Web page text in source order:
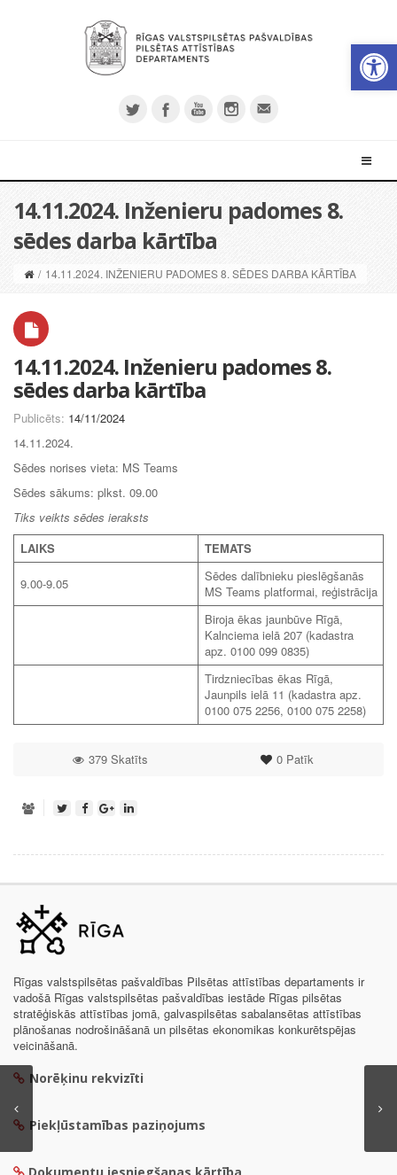
14.11.2024. Inženieru padomes 8.
sēdes darba kārtība
/ 14.11.2024. INŽENIERU PADOMES 8. SĒDES DARBA KĀRTĪBA
14.11.2024. Inženieru padomes 8.
sēdes darba kārtība
Publicēts: 14/11/2024
14.11.2024.
Sēdes norises vieta: MS Teams
Sēdes sākums: plkst. 09.00
Tiks veikts sēdes ieraksts
LAIKS
TEMATS
9.00-9.05
Sēdes dalībnieku pieslēgšanās
MS Teams platformai, reģistrācija
Biroja ēkas jaunbūve Rīgā,
Kalnciema ielā 207 (kadastra
apz. 0100 099 0835)
Tirdzniecības ēkas Rīgā,
Jaunpils ielā 11 (kadastra apz.
0100 075 2256, 0100 075 2258)
0Patīk
379 Skatīts
Rīgas valstspilsētas pašvaldības Pilsētas attīstības departaments ir
vadošā Rīgas valstspilsētas pašvaldības iestāde Rīgas pilsētas
stratēģiskās attīstības jomā, galvaspilsētas sabalansētas attīstības
plānošanas nodrošināšanā un pilsētas ekonomikas konkurētspējas
veicināšanā.
Norēķinu rekvizīti
Piekļūstamības paziņojums